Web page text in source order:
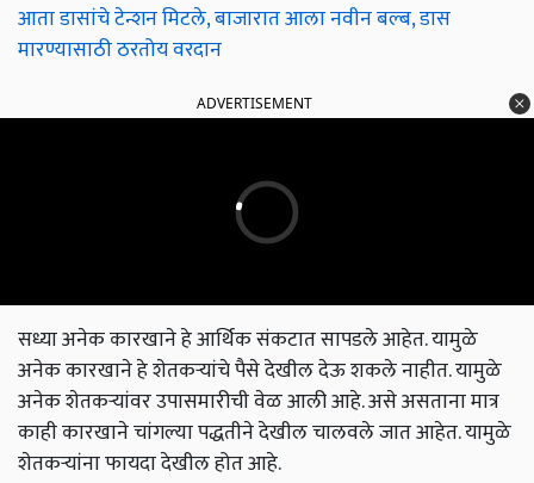
आता डासांचे टेन्शन मिटले, बाजारात आला नवीन बल्ब, डास
मारण्यासाठी ठरतोय वरदान
ADVERTISEMENT
सध्या अनेक कारखाने हे आर्थिक संकटात सापडले आहेत. यामुळे
अनेक कारखाने हे शेतकऱ्यांचे पैसे देखील देऊ शकले नाहीत. यामुळे
अनेक शेतकऱ्यांवर उपासमारीची वेळ आली आहे. असे असताना मात्र
काही कारखाने चांगल्या पद्धतीने देखील चालवले जात आहेत. यामुळे
शेतकऱ्यांना फायदा देखील होत आहे.